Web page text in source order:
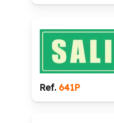
Ref. 641P